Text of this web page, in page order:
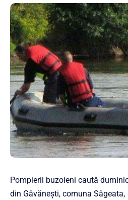
Pompierii buzoieni caută
din Găvănești, comuna